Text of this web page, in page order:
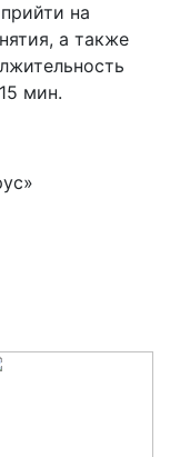
на
а также
мин.